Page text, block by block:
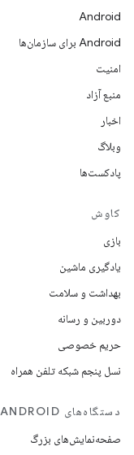
Android
Android برای سازمان‌ها
امنیت
منبع آزاد
اخبار
وبلاگ
پادکست‌ها
کاوش
بازی
یادگیری ماشین
بهداشت و سلامت
دوربین و رسانه
حریم خصوصی
نسل پنجم شبکه تلفن همراه
دستگاه‌های ANDROID
صفحه‌نمایش‌های بزرگ